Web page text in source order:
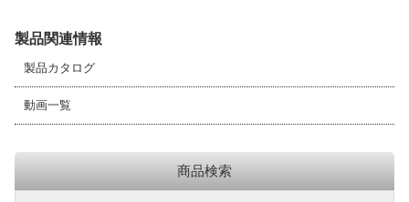
製品関連情報
製品カタログ
動画一覧
商品検索